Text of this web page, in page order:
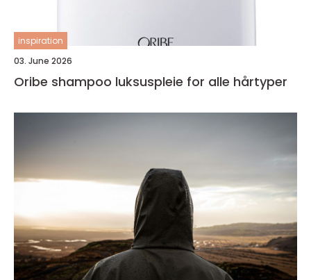
inspiration
03. June 2026
Oribe shampoo luksuspleie for alle hårtyper